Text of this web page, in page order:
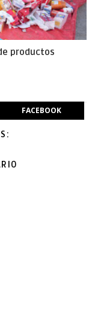
productos
FACEBOOK